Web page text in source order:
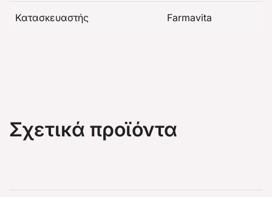
Κατασκευαστής Farmavita
Σχετικά προϊόντα